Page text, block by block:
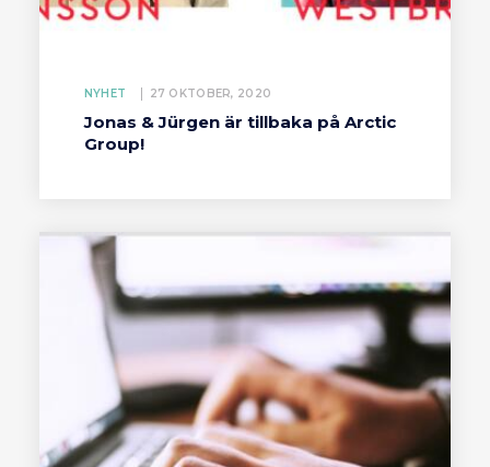
NYHET 27 OKTOBER, 2020
Jonas & Jürgen är tillbaka på Arctic
Group!